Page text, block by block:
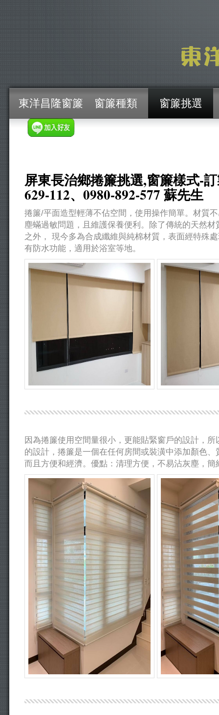
東洋昌隆窗簾 窗簾種類 窗簾挑選
屏東長治鄉捲簾挑選,窗簾樣式-
629-112、0980-892-577 蘇先生
捲簾/平面造型輕薄不佔空間，使用操作簡單。材質
塵蟎過敏問題，且維護保養便利。除了傳統的天然
之外， 現今多為合成纖維與純棉材質，表面經特殊
有防水功能，適用於浴室等地。
因為捲簾使用空間量很小，更能貼緊窗戶的設計，
的設計，捲簾是一個在任何房間或裝潢中添加顏色
而且方便和經濟。優點：清理方便，不易沾灰塵，簡